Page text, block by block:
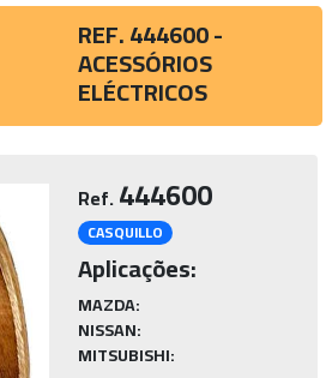
REF. 444600 -
ACESSÓRIOS
ELÉCTRICOS
Ref.444600
CASQUILLO
Aplicações:
MAZDA:
NISSAN:
MITSUBISHI: